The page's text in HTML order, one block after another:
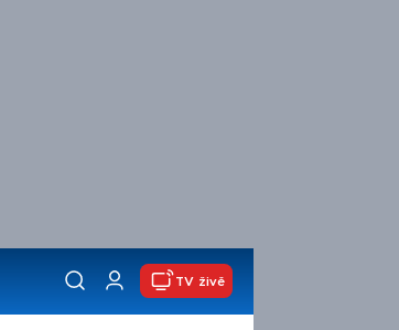
TV živě